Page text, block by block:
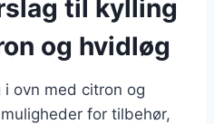
til kylling
og hvidløg
ovn med citron og
for tilbehør,